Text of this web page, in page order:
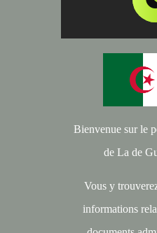
Bienvenue sur le
de La de
Vous y
informations